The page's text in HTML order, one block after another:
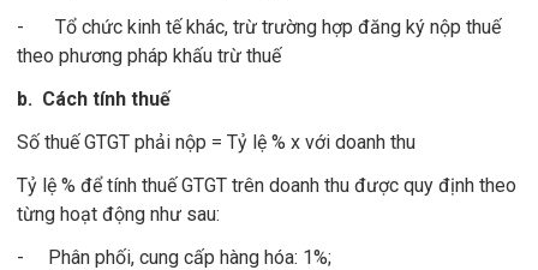
-
Tổ chức kinh tế khác, trừ trường hợp đăng ký nộp thuế
theo phương pháp khấu trừ thuế
b. Cách tính thuế
Số thuế GTGT phải nộp = Tỷ lệ % x với doanh thu
Tỷ lệ % để tính thuế GTGT trên doanh thu được quy định theo
từng hoạt động như sau:
- Phân phối, cung cấp hàng hóa: 1%;